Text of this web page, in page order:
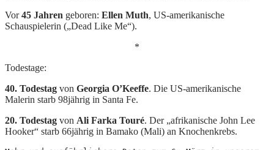
Vor45 Jahren geboren: Ellen Muth, US-amerikanische
Schauspielerin („Dead Like Me“).
*
Todestage:
40. Todestag von Georgia O’Keeffe. Die US-amerikanische
Malerin starb 98jährig in Santa Fe.
20. Todestag von Ali Farka Touré. Der „afrikanische John Lee
Hooker“ starb 66jährig in Bamako (Mali) an Knochenkrebs.